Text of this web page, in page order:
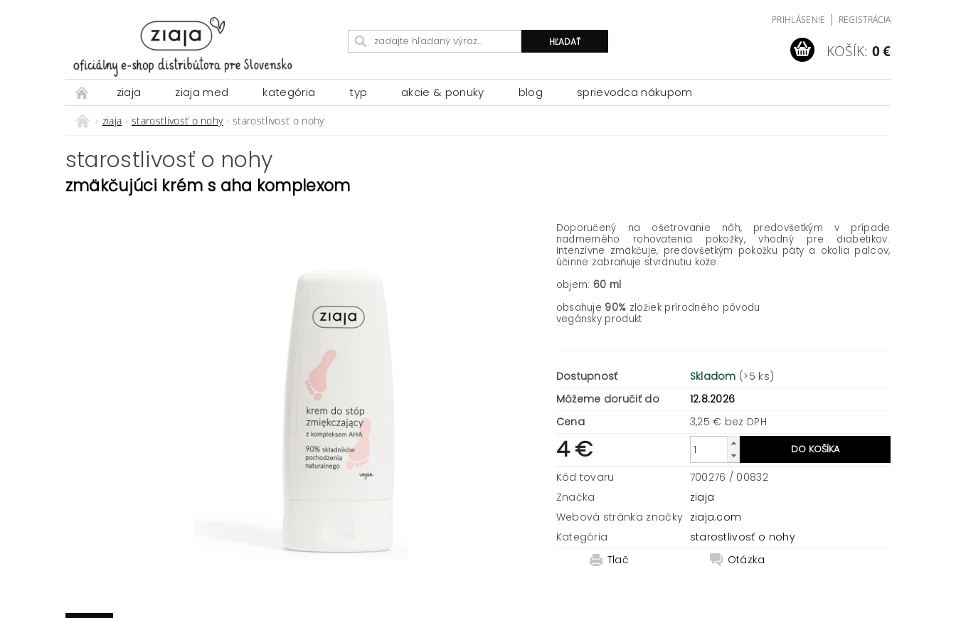
PRIHLÁSENIE | REGISTRÁCIA
KOŠÍK: 0 €
ziaja ziaja med kategória typ akcie & ponuky blog sprievodca nákupom
ziaja starostlivosť o nohy starostlivosť o nohy
starostlivosť o nohy
zmäkčujúci krém s aha komplexom
Doporučený na ošetrovanie nôh, predovšetkým v prípade
nadmerného rohovatenia pokožky, vhodný pre diabetikov.
Intenzívne zmäkčuje, predovšetkým pokožku päty a okolia palcov,
účinne zabraňuje stvrdnutiu kože.
objem: 60 ml
obsahuje 90% zložiek prírodného pôvodu
vegánsky produkt
Dostupnosť Skladom (>5 ks)
Môžeme doručiť do
12.8.2026
Cena
3,25 € bez DPH
4 €
Kód tovaru
700276 / 00832
Značka
ziaja
Webová stránka značky ziaja.com
Kategória
starostlivosť o nohy
Tlač
Otázka